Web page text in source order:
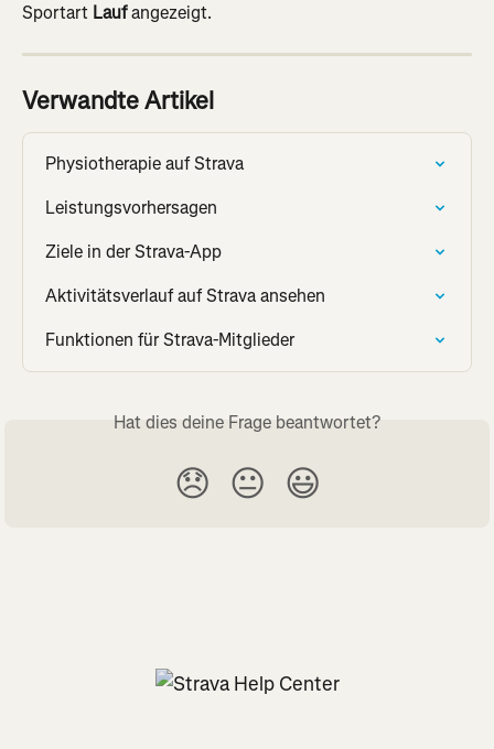
Sportart Lauf angezeigt.
Verwandte Artikel
Physiotherapie auf Strava
Leistungsvorhersagen
Ziele in der Strava-App
Aktivitätsverlauf auf Strava ansehen
Funktionen für Strava-Mitglieder
Hat dies deine Frage beantwortet?
😞 😐 😃